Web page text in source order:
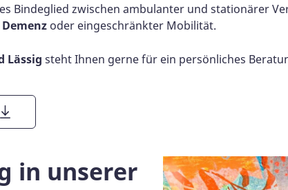
Bindeglied zwischen ambulanter und stationärer
Demenz oder eingeschränkter Mobilität.
Lässig steht Ihnen gerne für ein persönliches
in unserer